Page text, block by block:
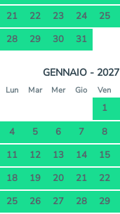
21
22 23 24 25
28
29 30 31
GENNAIO - 2027
Lun Mar Mer Gio Ven
1
4
5 6 7 8
11
12 13 14 15
18
19 20 21 22
25
26 27 28 29